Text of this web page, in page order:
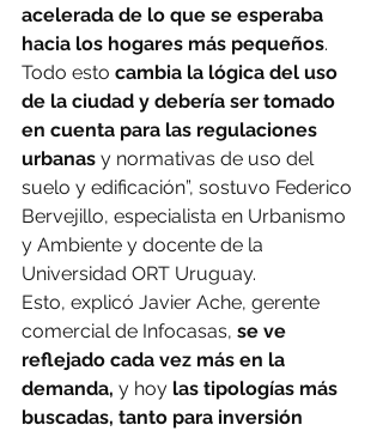
acelerada de lo que se esperaba
hacia los hogares más pequeños.
Todo esto cambia la lógica del uso
de la ciudad y debería ser tomado
en cuenta para las regulaciones
urbanas y normativas de uso del
suelo y edificación”, sostuvo Federico
Bervejillo, especialista en Urbanismo
y Ambiente y docente de la
Universidad ORT Uruguay.
Esto, explicó Javier Ache, gerente
comercial de Infocasas, se ve
reflejado cada vez más en la
demanda, y hoy las tipologías más
buscadas, tanto para inversión